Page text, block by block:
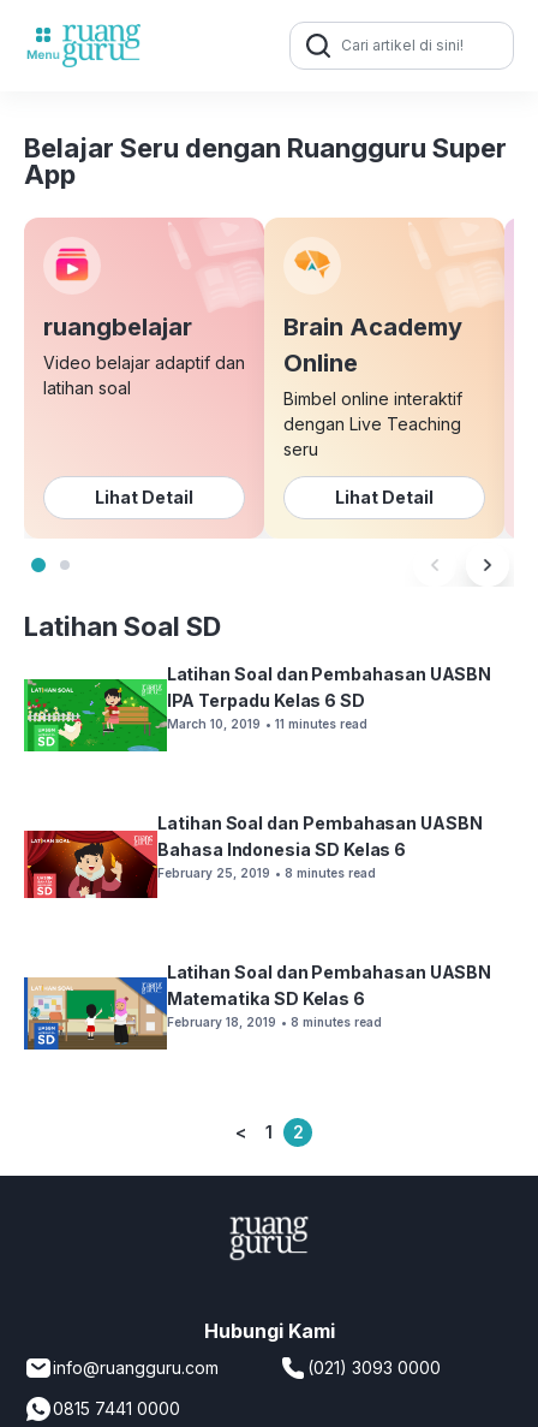
Search
for:
Belajar Seru dengan Ruangguru Super
App
ruangbelajar
Video belajar adaptif dan
latihan soal
Lihat Detail
Brain Academy
Online
Bimbel online interaktif
dengan Live Teaching
seru
Lihat Detail
Latihan Soal SD
Latihan Soal dan Pembahasan UASBN
IPA Terpadu Kelas 6 SD
March 10, 2019 • 11 minutes read
Latihan Soal dan Pembahasan UASBN
Bahasa Indonesia SD Kelas 6
February 25, 2019 • 8 minutes read
Latihan Soal dan Pembahasan UASBN
Matematika SD Kelas 6
February 18, 2019 • 8 minutes read
Posts
< 1 2
Hubungi Kami
info@ruangguru.com
(021) 3093 0000
0815 7441 0000